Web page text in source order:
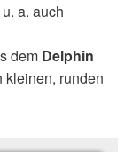
a. auch
dem Delphin
kleinen, runden